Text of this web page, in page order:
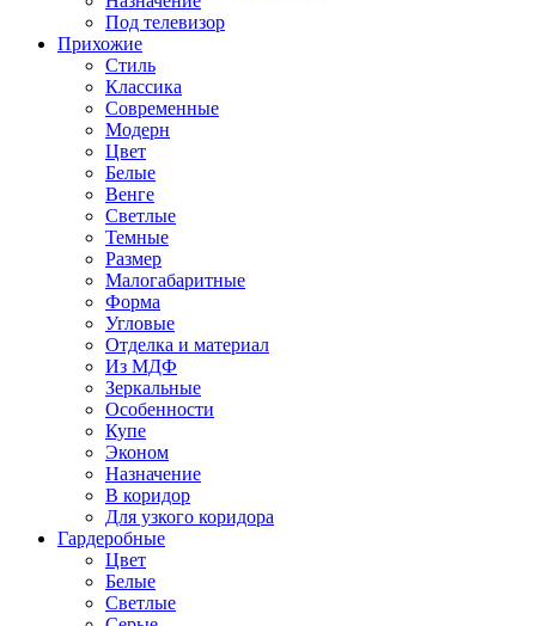
Под телевизор
Прихожие
Стиль
Классика
Современные
Модерн
Цвет
Белые
Венге
Светлые
Темные
Размер
Малогабаритные
Форма
Угловые
Отделка и материал
Из МДФ
Зеркальные
Особенности
Купе
Эконом
Назначение
В коридор
Для узкого коридора
Гардеробные
Цвет
Белые
Светлые